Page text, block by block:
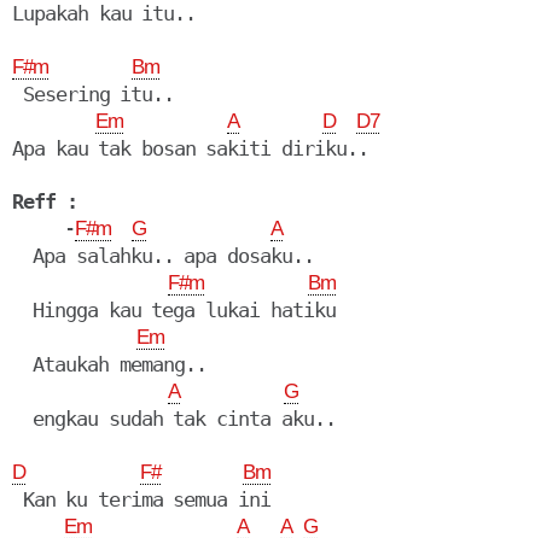
F#m Bm
Sesering itu..
Em A D D7
Apa kau tak bosan sakiti diriku..
Reff :
     -
F#m G A
  Apa salahku.. apa dosaku..
F#m Bm
  Hingga kau tega lukai hatiku
Em
  Ataukah memang..
A G
  engkau sudah tak cinta aku..
D F# Bm
Kan ku terima semua ini
Em A A G